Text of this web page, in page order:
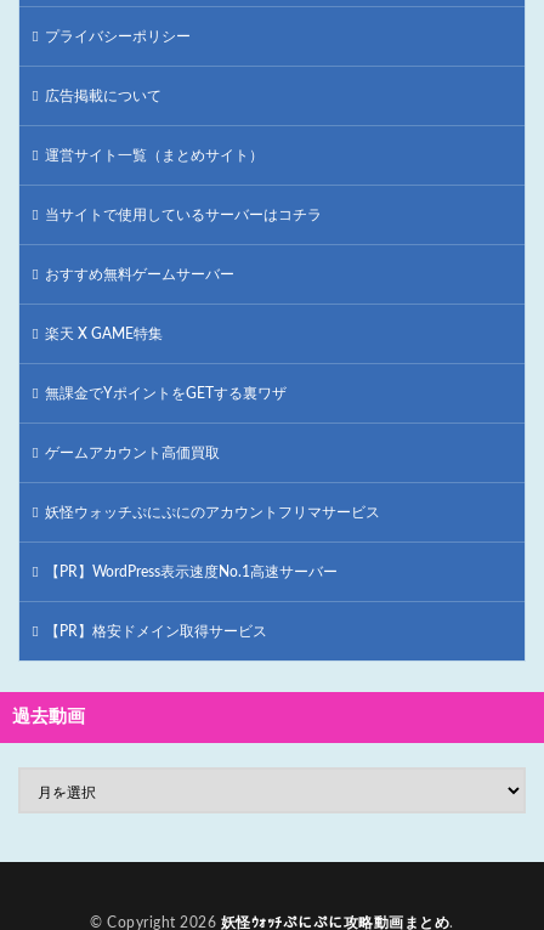
プライバシーポリシー
広告掲載について
運営サイト一覧（まとめサイト）
当サイトで使用しているサーバーはコチラ
おすすめ無料ゲームサーバー
楽天 X GAME特集
無課金でYポイントをGETする裏ワザ
ゲームアカウント高価買取
妖怪ウォッチぷにぷにのアカウントフリマサービス
【PR】WordPress表示速度No.1高速サーバー
【PR】格安ドメイン取得サービス
過去動画
© Copyright 2026 妖怪ｳｫｯﾁぷにぷに攻略動画まとめ.